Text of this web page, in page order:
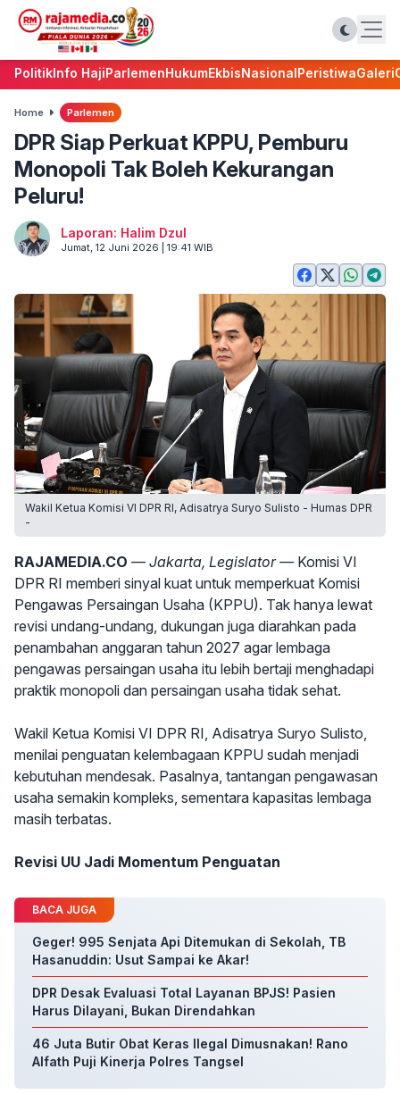
PolitikInfo HajiParlemenHukumEkbisNasionalPeristiwaGaleri
Home Parlemen
DPR Siap Perkuat KPPU, Pemburu
Monopoli Tak Boleh Kekurangan
Peluru!
Laporan: Halim Dzul
Jumat, 12 Juni 2026 | 19:41 WIB
Wakil Ketua Komisi VI DPR RI, Adisatrya Suryo Sulisto - Humas DPR
-
RAJAMEDIA.CO — Jakarta, Legislator —Komisi VI
DPR RI memberi sinyal kuat untuk memperkuat Komisi
Pengawas Persaingan Usaha (KPPU). Tak hanya lewat
revisi undang-undang, dukungan juga diarahkan pada
penambahan anggaran tahun 2027 agar lembaga
pengawas persaingan usaha itu lebih bertaji menghadapi
praktik monopoli dan persaingan usaha tidak sehat.
Wakil Ketua Komisi VI DPR RI, Adisatrya Suryo Sulisto,
menilai penguatan kelembagaan KPPU sudah menjadi
kebutuhan mendesak. Pasalnya, tantangan pengawasan
usaha semakin kompleks, sementara kapasitas lembaga
masih terbatas.
Revisi UU Jadi Momentum Penguatan
BACA JUGA
Geger! 995 Senjata Api Ditemukan di Sekolah, TB
Hasanuddin: Usut Sampai ke Akar!
DPR Desak Evaluasi Total Layanan BPJS! Pasien
Harus Dilayani, Bukan Direndahkan
46 Juta Butir Obat Keras Ilegal Dimusnakan! Rano
Alfath Puji Kinerja Polres Tangsel